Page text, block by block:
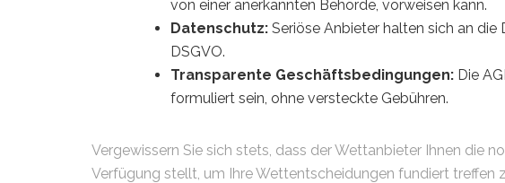
von einer anerkannten Behörde, vorweisen kann.
Datenschutz: Seriöse Anbieter halten sich an
DSGVO.
Transparente Geschäftsbedingungen: Die
formuliert sein, ohne versteckte Gebühren.
Vergewissern Sie sich stets, dass der Wettanbieter Ihnen die
Verfügung stellt, um Ihre Wettentscheidungen fundiert treffen